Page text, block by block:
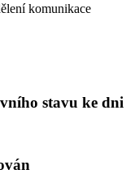
komunikace
stavu ke dni